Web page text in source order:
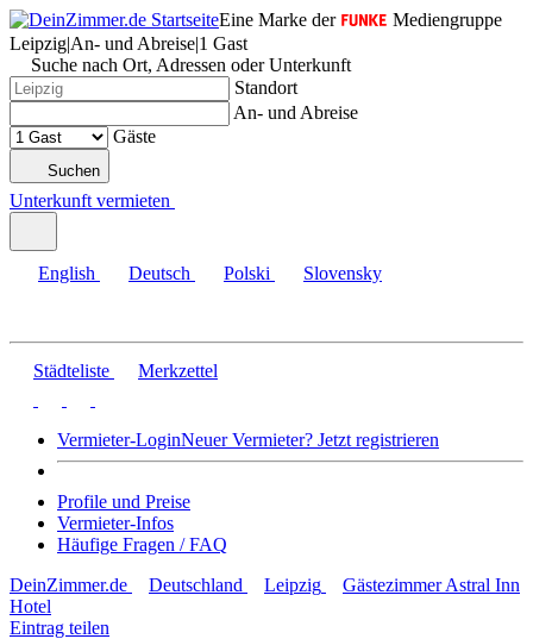
Eine Marke der
Mediengruppe
Leipzig|An- und Abreise|1 Gast
Suche nach Ort, Adressen oder Unterkunft
Standort
An- und Abreise
Gäste
Suchen
Unterkunft vermieten
English Deutsch Polski Slovensky
Städteliste Merkzettel
Vermieter-LoginNeuer Vermieter? Jetzt registrieren
Profile und Preise
Vermieter-Infos
Häufige Fragen / FAQ
DeinZimmer.de
Deutschland Leipzig
Gästezimmer Astral Inn
Hotel
Eintrag teilen